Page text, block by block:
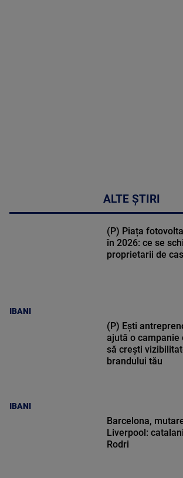
ALTE ȘTIRI
IBANI
(P) Piața
în 2026: ce se
proprietarii de
IBANI
(P) Ești
ajută o campanie
să crești
brandului tău
Barcelona,
Liverpool:
Rodri